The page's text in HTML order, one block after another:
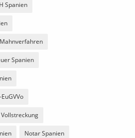
Spanien
Spanien
Notar Spanien